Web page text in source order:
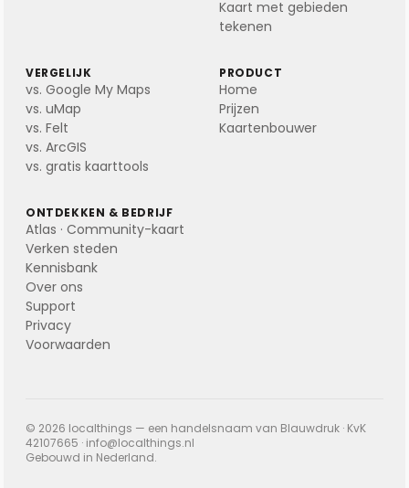
Kaart met gebieden
tekenen
VERGELIJK
vs. Google My Maps
vs. uMap
vs. Felt
vs. ArcGIS
vs. gratis kaarttools
PRODUCT
Home
Prijzen
Kaartenbouwer
ONTDEKKEN & BEDRIJF
Atlas · Community-kaart
Verken steden
Kennisbank
Over ons
Support
Privacy
Voorwaarden
© 2026 localthings — een handelsnaam van Blauwdruk · KvK
42107665 · info@localthings.nl
Gebouwd in Nederland.